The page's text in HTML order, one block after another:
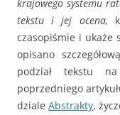
krajowego systemu
tekstu i jej ocena,
czasopiśmie i ukaże
opisano
podział tekstu
poprzedniego
dziale Abstrakty,